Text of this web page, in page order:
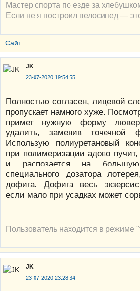
Мастер спорта по езде за
Если не я построил велосипед —
Сайт
JK
23-07-2020 19:54:55
Полностью согласен, лицевой
пропускает намного хуже.
примет нужную форму
удалить, заменив точечной
Использую полиуретановый
при полимеризации адово
и распозается на
специального дозатора
дофига. Дофига весь
если мало при усадках может
Пользователь находится в режиме
JK
23-07-2020 23:28:34